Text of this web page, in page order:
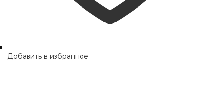
Добавить в избранное